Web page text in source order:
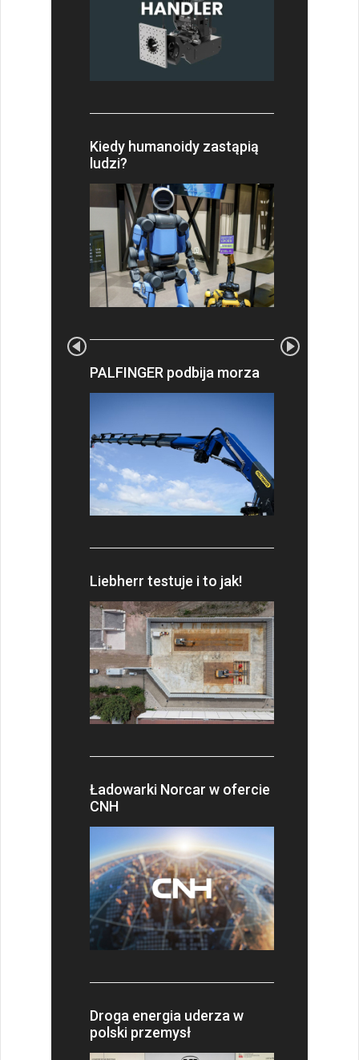
Kiedy humanoidy zastąpią
ludzi?
PALFINGER podbija morza
Liebherr testuje i to jak!
Ładowarki Norcar w ofercie
CNH
Droga energia uderza w
polski przemysł